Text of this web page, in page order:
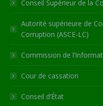
Conseil Supérieur de la
Autorité supérieure de
Corruption (ASCE-LC)
Commission de
Cour de cassation
Conseil d’État